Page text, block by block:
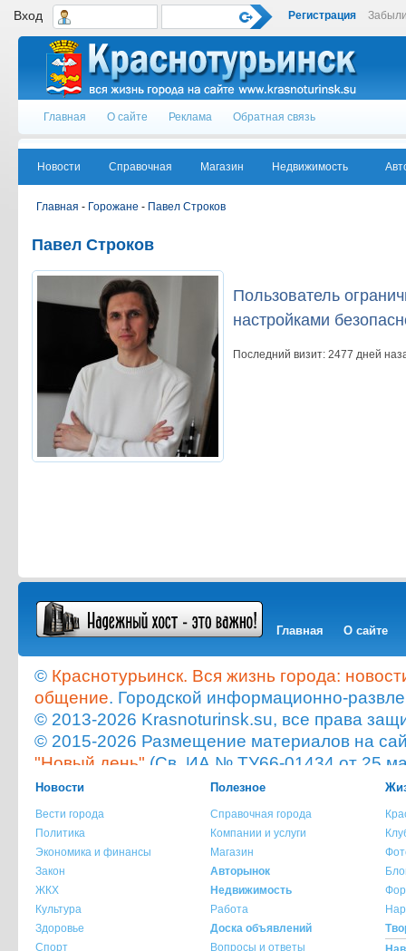
Вход Регистрация
Главная О сайте Реклама Обратная связь
Новости Справочная Магазин Недвижимость
Главная - Горожане - Павел Строков
Павел Строков
Пользователь
настройками
Последний визит: 2477 дней
Главная О сайте
© Краснотурьинск. Вся жизнь города:
общение. Городской информационно-
© 2013-2026 Krasnoturinsk.su, все права
© 2015-2026 Размещение материалов на
"Новый день" (Св. ИА № ТУ66-01434 от 25
Мнение администрации сайта не всегда
опубликованного материала!
При копировании материала с сайта
ссылка на источник обязательна.
При использовании материала с сайта
указание источника и автора материала
По всем вопросам обращайтесь на
Новости
Вести города
Политика
Экономика и финансы
Закон
ЖКХ
Культура
Здоровье
Спорт
Полезное
Справочная города
Компании и услуги
Магазин
Авторынок
Недвижимость
Работа
Доска объявлений
Вопросы и ответы